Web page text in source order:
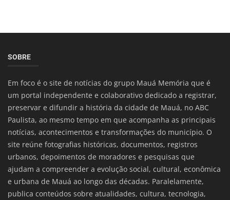
SOBRE
Em foco é o site de notícias do grupo Mauá Memória que é
um portal independente e colaborativo dedicado a registrar,
preservar e difundir a história da cidade de Mauá, no ABC
Paulista, ao mesmo tempo em que acompanha as principais
notícias, acontecimentos e transformações do município. O
site reúne fotografias históricas, documentos, registros
urbanos, depoimentos de moradores e pesquisas que
ajudam a compreender a evolução social, cultural, econômica
e urbana de Mauá ao longo das décadas. Paralelamente,
publica conteúdos sobre atualidades, cultura, tecnologia,